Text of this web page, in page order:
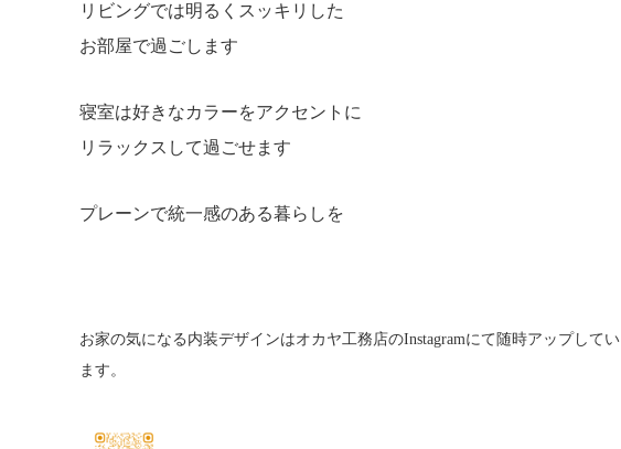
リビングでは明るくスッキリした
お部屋で過ごします
寝室は好きなカラーをアクセントに
リラックスして過ごせます
プレーンで統一感のある暮らしを
お家の気になる内装デザインはオカヤ工務店のInstagramにて随時アップしてい
ます。